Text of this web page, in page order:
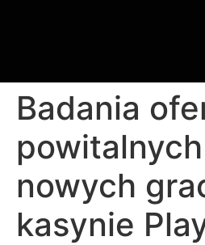
Badania
nowych
kasynie